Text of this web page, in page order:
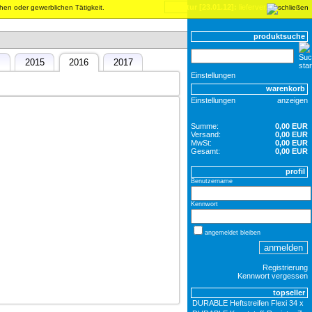
oder gewerblichen Tätigkeit. inventur [23.01.12]: lieferverzögerungen
2015 2016 2017
produktsuche
Einstellungen
warenkorb
anzeigen
Einstellungen
0,00 EUR
0,00 EUR
0,00 EUR
0,00 EUR
Summe:
Versand:
MwSt:
Gesamt:
profil
Benutzername
Kennwort
angemeldet bleiben
Registrierung
Kennwort vergessen
topseller
DURABLE Heftstreifen Flexi 34 x